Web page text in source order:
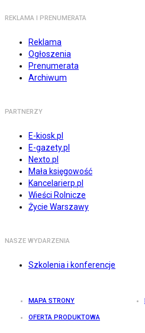
REKLAMA I PRENUMERATA
Reklama
Ogłoszenia
Prenumerata
Archiwum
PARTNERZY
E-kiosk.pl
E-gazety.pl
Nexto.pl
Mała księgowość
Kancelarierp.pl
Wieści Rolnicze
Życie Warszawy
NASZE WYDARZENIA
Szkolenia i konferencje
MAPA STRONY
OFERTA PRODUKTOWA